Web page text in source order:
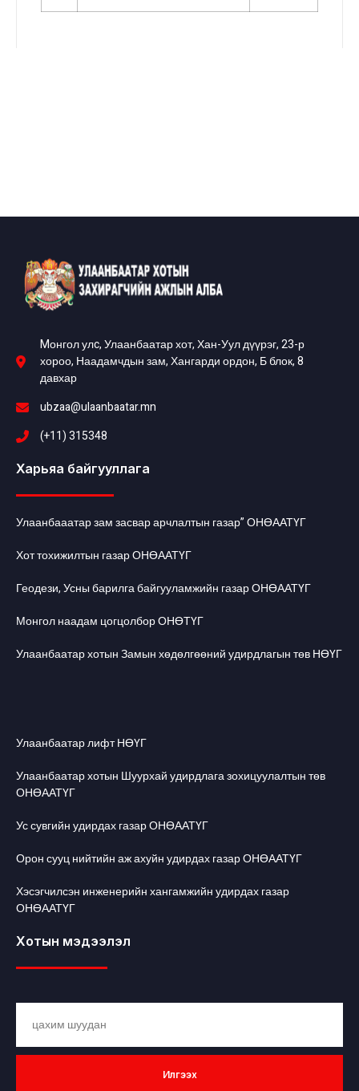
Mонгол улc, Улаанбаатар хот, Хан-Уул дүүрэг, 23-р
хороо, Наадамчдын зам, Хангарди ордон, Б блок, 8
давхар
ubzaa@ulaanbaatar.mn
(+11) 315348
Харьяа байгууллага
Улаанбааатар зам засвар арчлалтын газар” ОНӨААТҮГ
Хот тохижилтын газар ОНӨААТҮГ
Геодези, Усны барилга байгууламжийн газар ОНӨААТҮГ
Монгол наадам цогцолбор ОНӨТҮГ
Улаанбаатар хотын Замын хөдөлгөөний удирдлагын төв НӨҮГ
Улаанбаатар лифт НӨҮГ
Улаанбаатар хотын Шуурхай удирдлага зохицуулалтын төв
ОНӨААТҮГ
Ус сувгийн удирдах газар ОНӨААТҮГ
Орон сууц нийтийн аж ахуйн удирдах газар ОНӨААТҮГ
Хэсэгчилсэн инженерийн хангамжийн удирдах газар
ОНӨААТҮГ
Хотын мэдээлэл
Илгээх